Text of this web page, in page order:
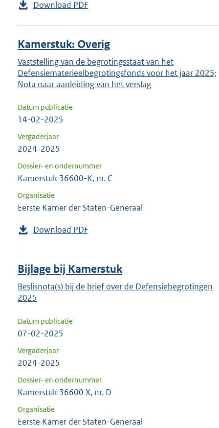
Download PDF
Kamerstuk: Overig
Vaststelling van de begrotingsstaat van het
Defensiematerieelbegrotingsfonds voor het jaar 2025;
Nota naar aanleiding van het verslag
Datum publicatie
14-02-2025
Vergaderjaar
2024-2025
Dossier- en ondernummer
Kamerstuk 36600-K, nr. C
Organisatie
Eerste Kamer der Staten-Generaal
Download PDF
Bijlage bij Kamerstuk
Beslisnota(s) bij de brief over de Defensiebegrotingen
2025
Datum publicatie
07-02-2025
Vergaderjaar
2024-2025
Dossier- en ondernummer
Kamerstuk 36600 X, nr. D
Organisatie
Eerste Kamer der Staten-Generaal